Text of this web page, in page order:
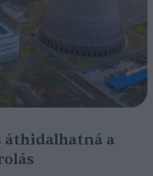
áthidalhatná a